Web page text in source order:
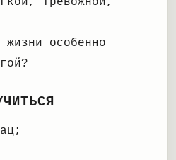
жизни особенно